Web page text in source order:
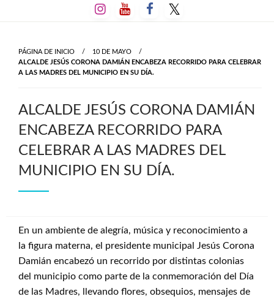
al
PÁGINA DE INICIO
10 DE MAYO
ALCALDE JESÚS CORONA DAMIÁN ENCABEZA RECORRIDO PARA CELEBRAR
A LAS MADRES DEL MUNICIPIO EN SU DÍA.
ALCALDE JESÚS CORONA DAMIÁN
ENCABEZA RECORRIDO PARA
CELEBRAR A LAS MADRES DEL
MUNICIPIO EN SU DÍA.
En un ambiente de alegría, música y reconocimiento a
la figura materna, el presidente municipal Jesús Corona
Damián encabezó un recorrido por distintas colonias
del municipio como parte de la conmemoración del Día
de las Madres, llevando flores, obsequios, mensajes de